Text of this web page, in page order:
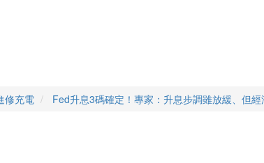
修充電 Fed升息3碼確定！專家：升息步調雖放緩、但